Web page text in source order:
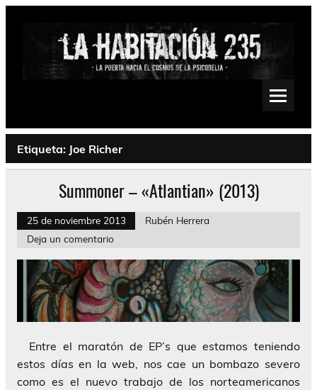
Saltar
Psychedelic, Stoner, Doom, Sludge, Fuzz, Space, Drone
Etiqueta: Joe Richer
Summoner – «Atlantian» (2013)
25 de noviembre 2013
Rubén Herrera
Deja un comentario
Entre el maratón de EP’s que estamos teniendo
estos días en la web, nos cae un bombazo severo
como es el nuevo trabajo de los norteamericanos